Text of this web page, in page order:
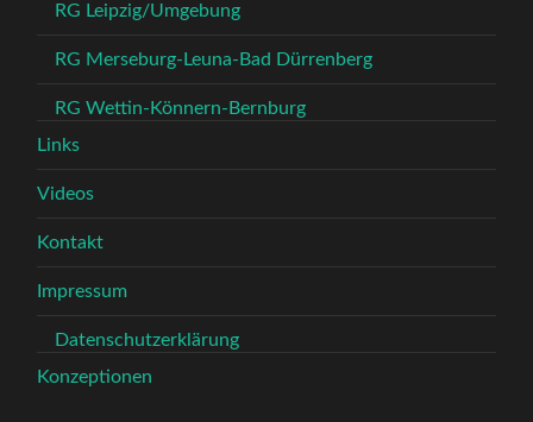
RG Leipzig/Umgebung
RG Merseburg-Leuna-Bad Dürrenberg
RG Wettin-Könnern-Bernburg
Links
Videos
Kontakt
Impressum
Datenschutzerklärung
Konzeptionen